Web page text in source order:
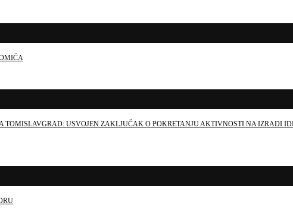
TOMISLAVGRAD: USVOJEN ZAKLJUČAK O POKRETANJU AKTIVNOSTI NA IZRADI